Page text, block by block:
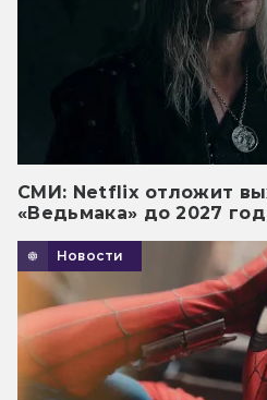
СМИ: Netflix отложит
«Ведьмака» до 2027
Новости